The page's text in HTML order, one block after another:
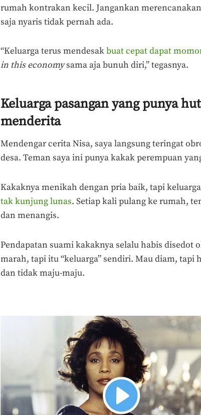
rumah kontrakan kecil. Jangankan
saja nyaris tidak pernah ada.
“Keluarga terus mendesakbuat cepat dapat
in this economysama aja bunuh diri,” tegasnya.
Keluarga pasangan yang punya
menderita
Mendengar cerita Nisa, saya langsung teringat
desa. Teman saya ini punya kakak perempuan
Kakaknya menikah dengan pria baik, tapi
tak kunjung lunas. Setiap kali pulang ke rumah,
dan menangis.
Pendapatan suami kakaknya selalu habis disedot
marah, tapi itu “keluarga” sendiri. Mau diam, tapi
dan tidak maju-maju.